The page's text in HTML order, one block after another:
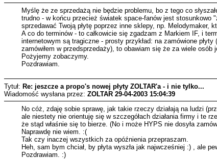
Myślę że ze sprzedażą nie będzie problemu, bo z tego co
trudno - w końcu przecież światek space-fanów jest
sprzedawać Twoją płytę poprzez inne sklepy, np. Melodymaker,
A co do terminów - to całkowicie się zgadzam z Markiem IF, i
internetowym są tragiczne - prosty przykład: na zamówione
zamówiłem w przedsprzedaży), to obawiam się że za wiele osób
Pożyjemy zobaczymy.
Pozdrawiam.
Tytuł: Re: jeszcze a propo's nowej płyty ZOLTAR'a - i nie tylko...
Wiadomość wysłana przez: ZOLTAR 29-04-2003 15:04:39
No cóż, zdaję sobie sprawę, jak takie rzeczy działają na ludzi
ale niestety nie orientuję się w szczegółach działania firmy i te
że stąd właśnie się to bierze. (No i może HYPS nie dosyła
Naprawdę nie wiem. :(
Tak czy inaczej wszystkich za opóźnienia przepraszam.
Heh, sam bym chciał, by płyta wyszła jak najwcześniej :) , ale
Pozdrawiam. :)